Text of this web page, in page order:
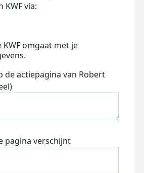
KWF via:
KWF omgaat met je
de actiepagina van Robert
pagina verschijnt